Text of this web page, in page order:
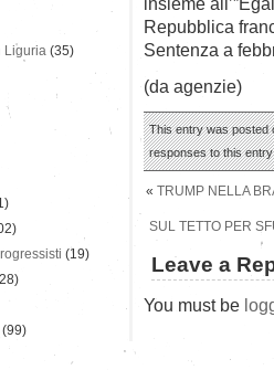
Repubblica
Sentenza a
(da agenzie)
This entry was posted
responses to this
« TRUMP NELLA
SUL TETTO PER
Leave a
You must be
Liguria (35)
(19)
(99)